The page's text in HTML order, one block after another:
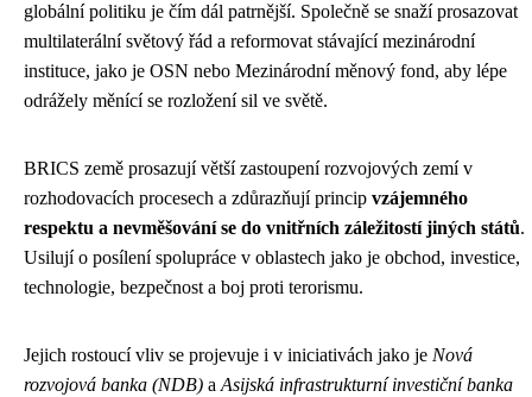
globální politiku je čím dál patrnější. Společně se snaží prosazovat
multilaterální světový řád a reformovat stávající mezinárodní
instituce, jako je OSN nebo Mezinárodní měnový fond, aby lépe
odrážely měnící se rozložení sil ve světě.
BRICS země prosazují větší zastoupení rozvojových zemí v
rozhodovacích procesech a zdůrazňují princip vzájemného
respektu a nevměšování se do vnitřních záležitostí jiných států.
Usilují o posílení spolupráce v oblastech jako je obchod, investice,
technologie, bezpečnost a boj proti terorismu.
Jejich rostoucí vliv se projevuje i v iniciativách jako je Nová
rozvojová banka (NDB) a Asijská infrastrukturní investiční banka